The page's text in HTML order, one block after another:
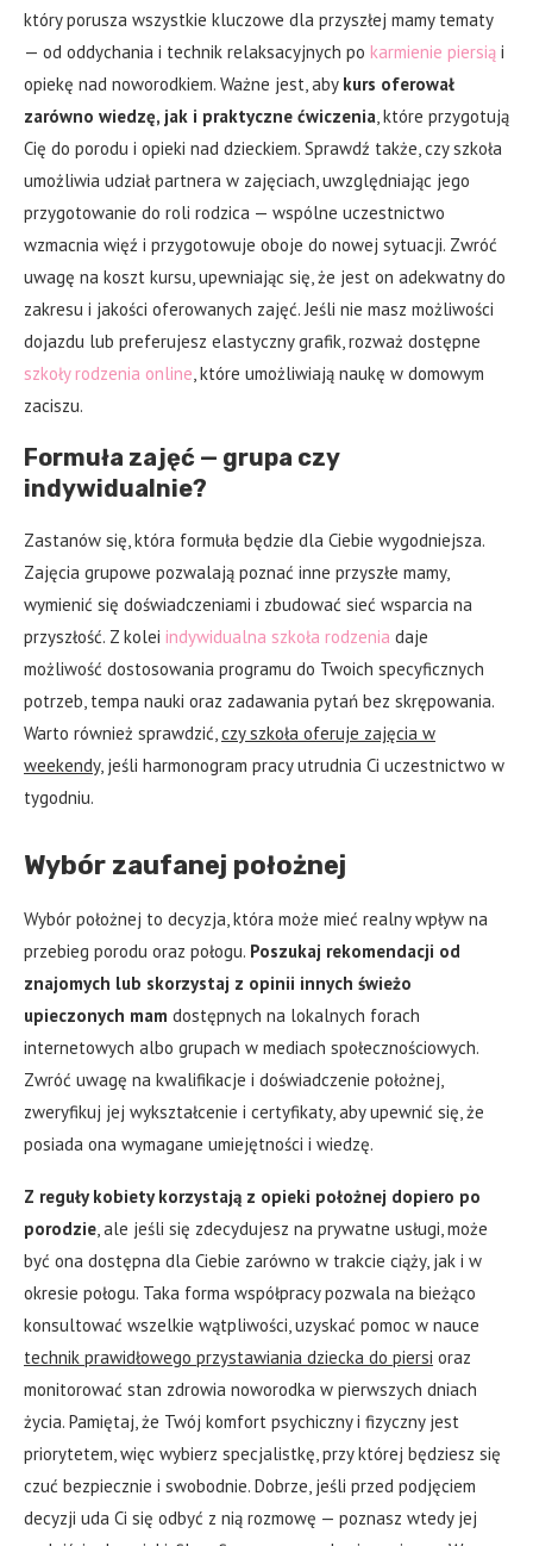
który porusza wszystkie kluczowe dla przyszłej mamy tematy
— od oddychania i technik relaksacyjnych po karmienie piersią i
opiekę nad noworodkiem. Ważne jest, aby kurs oferował
zarówno wiedzę, jak i praktyczne ćwiczenia, które przygotują
Cię do porodu i opieki nad dzieckiem. Sprawdź także, czy szkoła
umożliwia udział partnera w zajęciach, uwzględniając jego
przygotowanie do roli rodzica — wspólne uczestnictwo
wzmacnia więź i przygotowuje oboje do nowej sytuacji. Zwróć
uwagę na koszt kursu, upewniając się, że jest on adekwatny do
zakresu i jakości oferowanych zajęć. Jeśli nie masz możliwości
dojazdu lub preferujesz elastyczny grafik, rozważ dostępne
szkoły rodzenia online, które umożliwiają naukę w domowym
zaciszu.
Formuła zajęć — grupa czy
indywidualnie?
Zastanów się, która formuła będzie dla Ciebie wygodniejsza.
Zajęcia grupowe pozwalają poznać inne przyszłe mamy,
wymienić się doświadczeniami i zbudować sieć wsparcia na
przyszłość. Z kolei indywidualna szkoła rodzenia daje
możliwość dostosowania programu do Twoich specyficznych
potrzeb, tempa nauki oraz zadawania pytań bez skrępowania.
Warto również sprawdzić,czy szkoła oferuje zajęcia w
weekendy, jeśli harmonogram pracy utrudnia Ci uczestnictwo w
tygodniu.
Wybór zaufanej położnej
Wybór położnej to decyzja, która może mieć realny wpływ na
przebieg porodu oraz połogu. Poszukaj rekomendacji od
znajomych lub skorzystaj z opinii innych świeżo
upieczonych mam dostępnych na lokalnych forach
internetowych albo grupach w mediach społecznościowych.
Zwróć uwagę na kwalifikacje i doświadczenie położnej,
zweryfikuj jej wykształcenie i certyfikaty, aby upewnić się, że
posiada ona wymagane umiejętności i wiedzę.
Z reguły kobiety korzystają z opieki położnej dopiero po
porodzie, ale jeśli się zdecydujesz na prywatne usługi, może
być ona dostępna dla Ciebie zarówno w trakcie ciąży, jak i w
okresie połogu. Taka forma współpracy pozwala na bieżąco
konsultować wszelkie wątpliwości, uzyskać pomoc w nauce
technik prawidłowego przystawiania dziecka do piersi oraz
monitorować stan zdrowia noworodka w pierwszych dniach
życia. Pamiętaj, że Twój komfort psychiczny i fizyczny jest
priorytetem, więc wybierz specjalistkę, przy której będziesz się
czuć bezpiecznie i swobodnie. Dobrze, jeśli przed podjęciem
decyzji uda Ci się odbyć z nią rozmowę — poznasz wtedy jej